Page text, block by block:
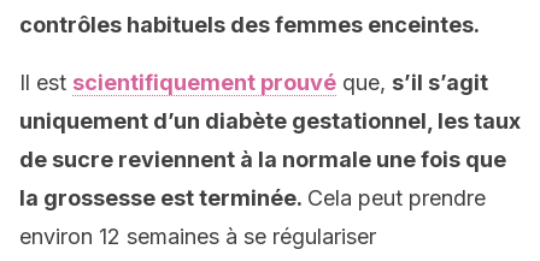
contrôles habituels des femmes enceintes.
Il est scientifiquement prouvé que, s’il s’agit
uniquement d’un diabète gestationnel, les taux
de sucre reviennent à la normale une fois que
la grossesse est terminée. Cela peut prendre
environ 12 semaines à se régulariser